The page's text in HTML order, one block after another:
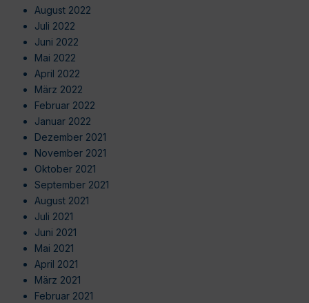
August 2022
Juli 2022
Juni 2022
Mai 2022
April 2022
März 2022
Februar 2022
Januar 2022
Dezember 2021
November 2021
Oktober 2021
September 2021
August 2021
Juli 2021
Juni 2021
Mai 2021
April 2021
März 2021
Februar 2021